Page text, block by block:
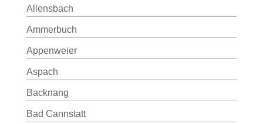
Allensbach
Ammerbuch
Appenweier
Aspach
Backnang
Bad Cannstatt